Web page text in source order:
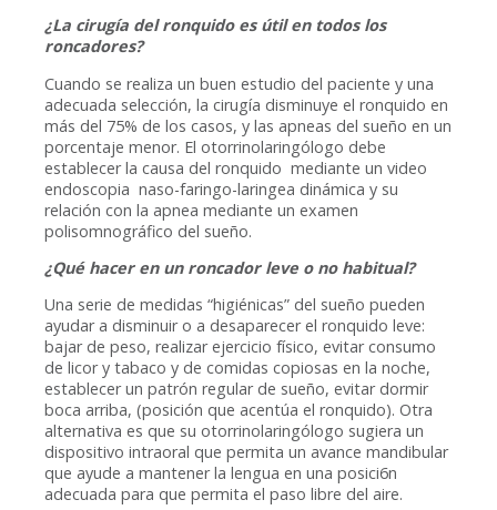
¿La cirugía del ronquido es útil en todos los
roncadores?
Cuando se realiza un buen estudio del paciente y una
adecuada selección, la cirugía disminuye el ronquido en
más del 75% de los casos, y las apneas del sueño en un
porcentaje menor. El otorrinolaringólogo debe
establecer la causa del ronquido mediante un video
endoscopia naso-faringo-laringea dinámica y su
relación con la apnea mediante un examen
polisomnográfico del sueño.
¿Qué hacer en un roncador leve o no habitual?
Una serie de medidas “higiénicas” del sueño pueden
ayudar a disminuir o a desaparecer el ronquido leve:
bajar de peso, realizar ejercicio físico, evitar consumo
de licor y tabaco y de comidas copiosas en la noche,
establecer un patrón regular de sueño, evitar dormir
boca arriba, (posición que acentúa el ronquido). Otra
alternativa es que su otorrinolaringólogo sugiera un
dispositivo intraoral que permita un avance mandibular
que ayude a mantener la lengua en una posici6n
adecuada para que permita el paso libre del aire.